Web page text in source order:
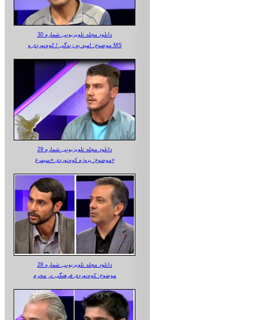
دانلود مجله تلویزیونی شماره 30
موضوع: امید به زندگی / کوه‌نوردی و MS
دانلود مجله تلویزیونی شماره 29
موضوع: پروژه کوه‌نوردی «سیمرغ»
دانلود مجله تلویزیونی شماره 28
موضوع: کوه‌نوردی فرهنگی در محرم